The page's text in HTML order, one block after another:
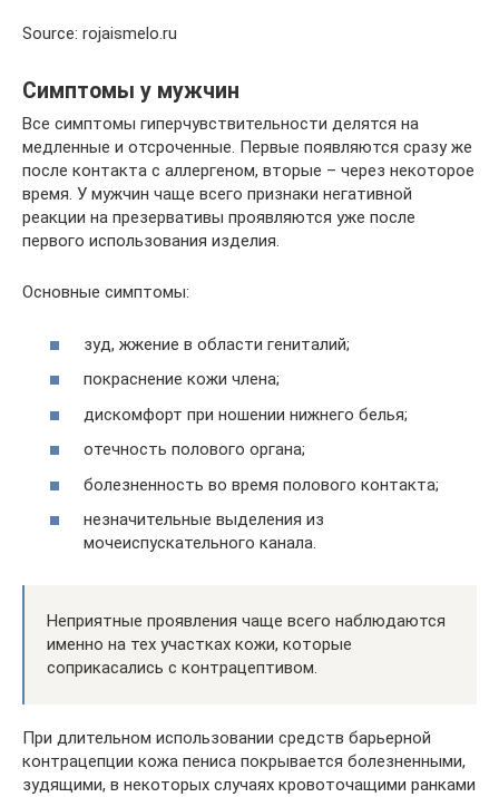
Source: rojaismelo.ru
Симптомы у мужчин
Все симптомы гиперчувствительности делятся на
медленные и отсроченные. Первые появляются сразу же
после контакта с аллергеном, вторые – через некоторое
время. У мужчин чаще всего признаки негативной
реакции на презервативы проявляются уже после
первого использования изделия.
Основные симптомы:
зуд, жжение в области гениталий;
покраснение кожи члена;
дискомфорт при ношении нижнего белья;
отечность полового органа;
болезненность во время полового контакта;
незначительные выделения из
мочеиспускательного канала.
Неприятные проявления чаще всего наблюдаются
именно на тех участках кожи, которые
соприкасались с контрацептивом.
При длительном использовании средств барьерной
контрацепции кожа пениса покрывается болезненными,
зудящими, в некоторых случаях кровоточащими ранками